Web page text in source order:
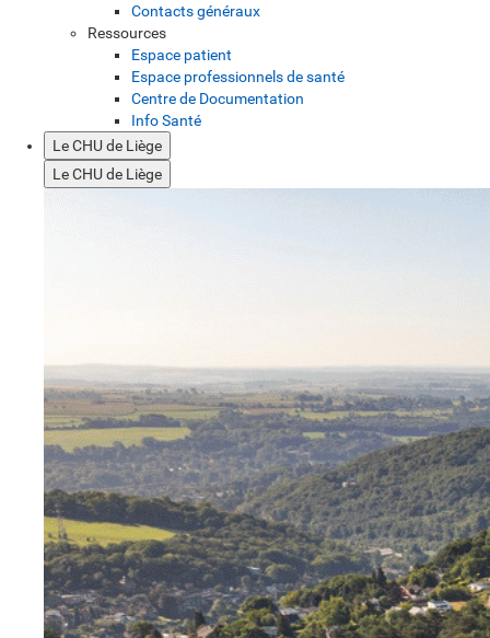
Contacts généraux
Ressources
Espace patient
Espace professionnels de santé
Centre de Documentation
Info Santé
Le CHU de Liège
Le CHU de Liège